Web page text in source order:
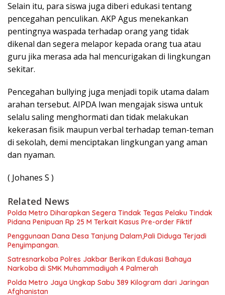
Selain itu, para siswa juga diberi edukasi tentang
pencegahan penculikan. AKP Agus menekankan
pentingnya waspada terhadap orang yang tidak
dikenal dan segera melapor kepada orang tua atau
guru jika merasa ada hal mencurigakan di lingkungan
sekitar.
Pencegahan bullying juga menjadi topik utama dalam
arahan tersebut. AIPDA Iwan mengajak siswa untuk
selalu saling menghormati dan tidak melakukan
kekerasan fisik maupun verbal terhadap teman-teman
di sekolah, demi menciptakan lingkungan yang aman
dan nyaman.
( Johanes S )
Related News
Polda Metro Diharapkan Segera Tindak Tegas Pelaku Tindak
Pidana Penipuan Rp 25 M Terkait Kasus Pre-order Fiktif
Penggunaan Dana Desa Tanjung Dalam,Pali Diduga Terjadi
Penyimpangan.
Satresnarkoba Polres Jakbar Berikan Edukasi Bahaya
Narkoba di SMK Muhammadiyah 4 Palmerah
Polda Metro Jaya Ungkap Sabu 389 Kilogram dari Jaringan
Afghanistan